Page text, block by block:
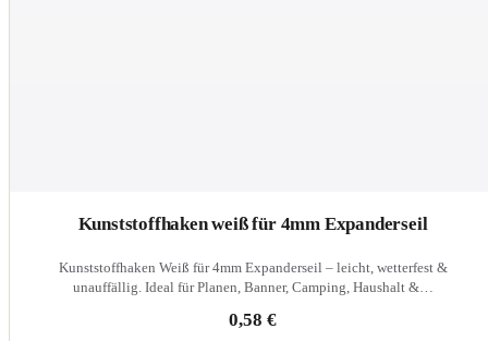
Kunststoffhaken weiß für 4mm Expanderseil
Kunststoffhaken Weiß für 4mm Expanderseil – leicht, wetterfest &
unauffällig. Ideal für Planen, Banner, Camping, Haushalt &…
0,58 €